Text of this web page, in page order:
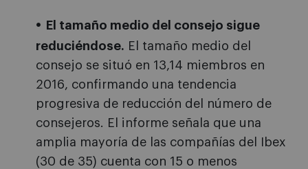
El tamaño medio del consejo sigue
reduciéndose. El tamaño medio del
consejo se situó en 13,14 miembros en
2016, confirmando una tendencia
progresiva de reducción del número de
consejeros. El informe señala que una
amplia mayoría de las compañías del Ibex
(30 de 35) cuenta con 15 o menos